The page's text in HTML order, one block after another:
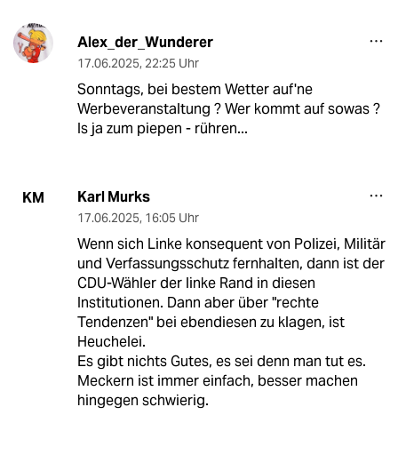
Alex_der_Wunderer
17.06.2025, 22:25 Uhr
Sonntags, bei bestem Wetter auf'ne
Werbeveranstaltung ? Wer kommt auf sowas ?
Is ja zum piepen - rühren...
KM Karl Murks
17.06.2025, 16:05 Uhr
Wenn sich Linke konsequent von Polizei, Militär
und Verfassungsschutz fernhalten, dann ist der
CDU-Wähler der linke Rand in diesen
Institutionen. Dann aber über "rechte
Tendenzen" bei ebendiesen zu klagen, ist
Heuchelei.
Es gibt nichts Gutes, es sei denn man tut es.
Meckern ist immer einfach, besser machen
hingegen schwierig.